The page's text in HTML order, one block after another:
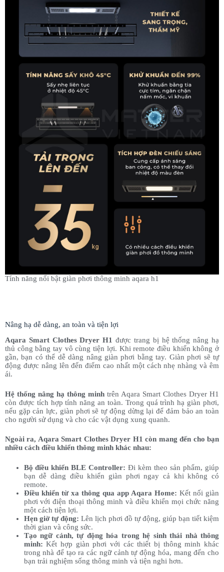
Tính năng nổi bật giàn phơi thông minh aqara h1
Nâng hạ dễ dàng, an toàn và tiện lợi
Aqara Smart Clothes Dryer H1 được trang bị hệ thống nâng hạ
thủ công bằng tay vô cùng tiện lợi. Khi remote điều khiển không ở
gần, bạn có thể dễ dàng nâng giàn phơi bằng tay. Giàn phơi sẽ tự
động được nâng lên đến điểm cao nhất một cách nhẹ nhàng và êm
ái.
Hệ thống nâng hạ thông minh trên Aqara Smart Clothes Dryer H1
còn được tích hợp tính năng an toàn. Trong quá trình hạ giàn phơi,
nếu gặp cản lực, giàn phơi sẽ tự động dừng lại để đảm bảo an toàn
cho người sử dụng và cho các vật dụng xung quanh.
Ngoài ra, Aqara Smart Clothes Dryer H1 còn mang đến cho bạn
nhiều cách điều khiển thông minh khác nhau:
Bộ điều khiển BLE Controller: Đi kèm theo sản phẩm, giúp
bạn dễ dàng điều khiển giàn phơi ngay cả khi không có
remote.
Điều khiển từ xa thông qua app Aqara Home: Kết nối giàn
phơi với điện thoại thông minh và điều khiển mọi chức năng
một cách tiện lợi.
Hẹn giờ tự động: Lên lịch phơi đồ tự động, giúp bạn tiết kiệm
thời gian và công sức.
Tạo ngữ cảnh, tự động hóa trong hệ sinh thái nhà thông
minh: Kết hợp giàn phơi với các thiết bị thông minh khác
trong nhà để tạo ra các ngữ cảnh tự động hóa, mang đến cho
bạn trải nghiệm sống thông minh và tiện nghi hơn.